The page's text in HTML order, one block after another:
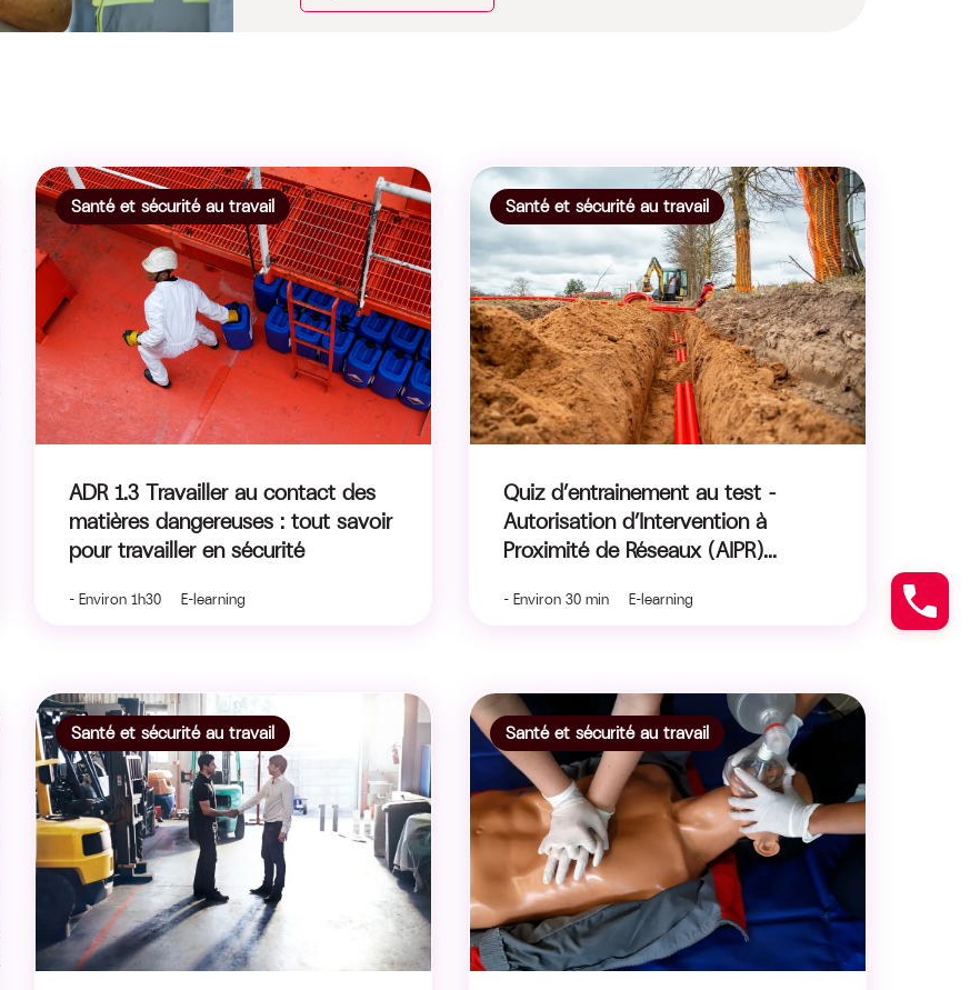
Santé et sécurité au travail
ADR 1.3 Travailler au contact des
matières dangereuses : tout savoir
pour travailler en sécurité
- Environ 1h30 E-learning
Santé et sécurité au travail
Quiz d’entrainement au test ​-
Autorisation d’Intervention à
Proximité de Réseaux (AIPR)​...
- Environ 30 min E-learning
Santé et sécurité au travail Santé et sécurité au travail